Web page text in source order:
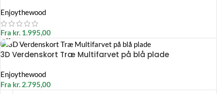
Enjoythewood
Fra kr. 1.995,00
3D Verdenskort Træ Multifarvet på blå plade
Enjoythewood
Fra kr. 2.795,00